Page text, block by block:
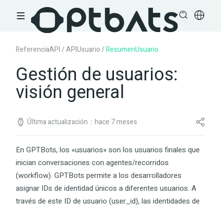
ReferenciaAPI/APIUsuario/ResumenUsuario
Gestión de usuarios:
visión general
Última actualización：hace 7 meses
En GPTBots, los «usuarios» son los usuarios finales que
inician conversaciones con agentes/recorridos
(workflow). GPTBots permite a los desarrolladores
asignar IDs de identidad únicos a diferentes usuarios. A
través de este ID de usuario (user_id), las identidades de